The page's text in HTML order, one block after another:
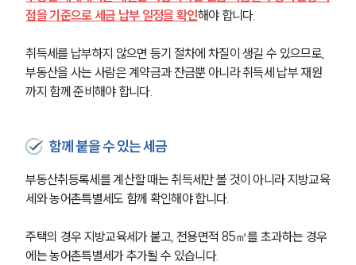
점을 기준으로 세금 납부 일정을 확인해야 합니다.
취득세를 납부하지 않으면 등기 절차에 차질이 생길 수 있으므로,
부동산을 사는 사람은 계약금과 잔금뿐 아니라 취득세 납부 재원
까지 함께 준비해야 합니다.
함께 붙을 수 있는 세금
부동산취등록세를 계산할 때는 취득세만 볼 것이 아니라 지방교육
세와 농어촌특별세도 함께 확인해야 합니다.
주택의 경우 지방교육세가 붙고, 전용면적 85㎡를 초과하는 경우
에는 농어촌특별세가 추가될 수 있습니다.